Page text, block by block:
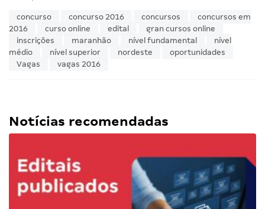
concurso concurso 2016 concursos
concursos em
2016
curso online edital
gran cursos online
inscrições
maranhão nível fundamental
nível
médio
nível superior nordeste
oportunidades
Vagas
vagas 2016
Notícias recomendadas